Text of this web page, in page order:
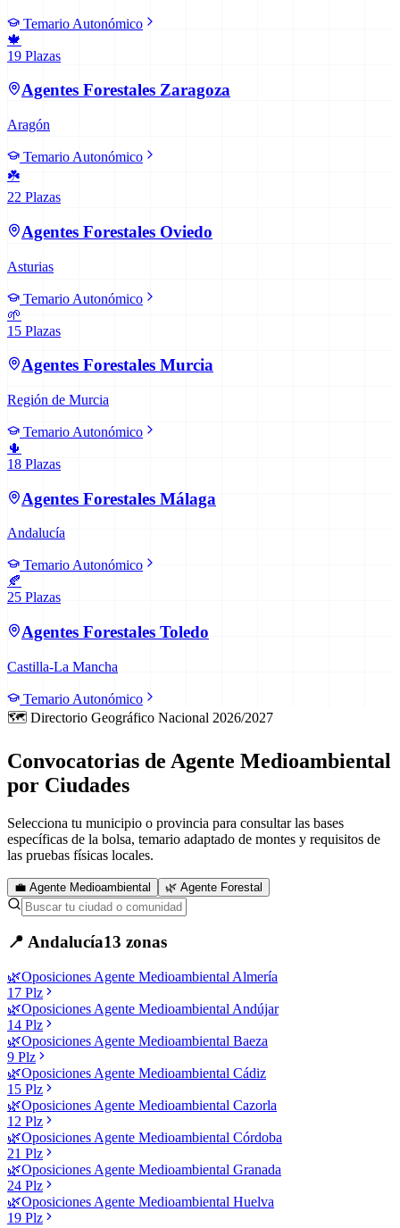
Temario Autonómico
🍁
19 Plazas
Agentes Forestales Zaragoza
Aragón
Temario Autonómico
☘️
22 Plazas
Agentes Forestales Oviedo
Asturias
Temario Autonómico
🌱
15 Plazas
Agentes Forestales Murcia
Región de Murcia
Temario Autonómico
🌵
18 Plazas
Agentes Forestales Málaga
Andalucía
Temario Autonómico
🍂
25 Plazas
Agentes Forestales Toledo
Castilla-La Mancha
Temario Autonómico
🗺️ Directorio Geográfico Nacional 2026/2027
Convocatorias de Agente Medioambiental
por Ciudades
Selecciona tu municipio o provincia para consultar las bases
específicas de la bolsa, temario adaptado de montes y requisitos de
las pruebas físicas locales.
💼 Agente Medioambiental 🌿 Agente Forestal
📍 Andalucía13 zonas
🌿Oposiciones Agente Medioambiental Almería
17 Plz
🌿Oposiciones Agente Medioambiental Andújar
14 Plz
🌿Oposiciones Agente Medioambiental Baeza
9 Plz
🌿Oposiciones Agente Medioambiental Cádiz
15 Plz
🌿Oposiciones Agente Medioambiental Cazorla
12 Plz
🌿Oposiciones Agente Medioambiental Córdoba
21 Plz
🌿Oposiciones Agente Medioambiental Granada
24 Plz
🌿Oposiciones Agente Medioambiental Huelva
19 Plz